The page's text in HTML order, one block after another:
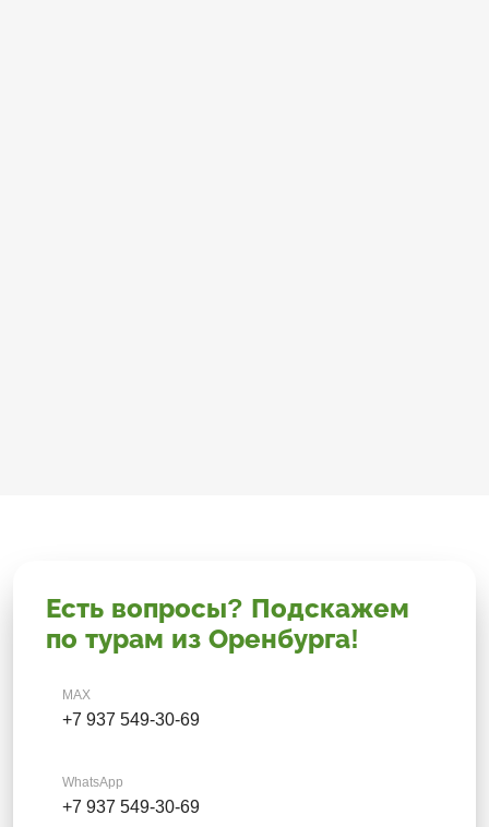
Есть вопросы? Подскажем
по турам из Оренбурга!
MAX
+7 937 549-30-69
WhatsApp
+7 937 549-30-69